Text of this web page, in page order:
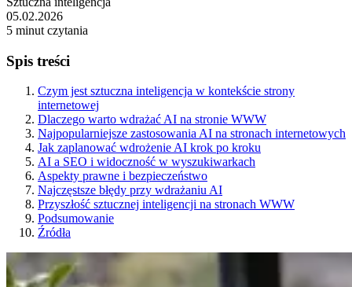
05.02.2026
5 minut czytania
Spis treści
Czym jest sztuczna inteligencja w kontekście strony
internetowej
Dlaczego warto wdrażać AI na stronie WWW
Najpopularniejsze zastosowania AI na stronach internetowych
Jak zaplanować wdrożenie AI krok po kroku
AI a SEO i widoczność w wyszukiwarkach
Aspekty prawne i bezpieczeństwo
Najczęstsze błędy przy wdrażaniu AI
Przyszłość sztucznej inteligencji na stronach WWW
Podsumowanie
Źródła